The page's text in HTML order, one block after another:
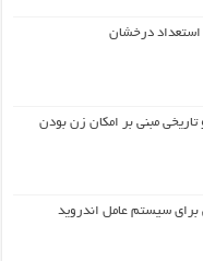
درخشان
مبنی بر امکان زن بودن
سیستم عامل اندروید